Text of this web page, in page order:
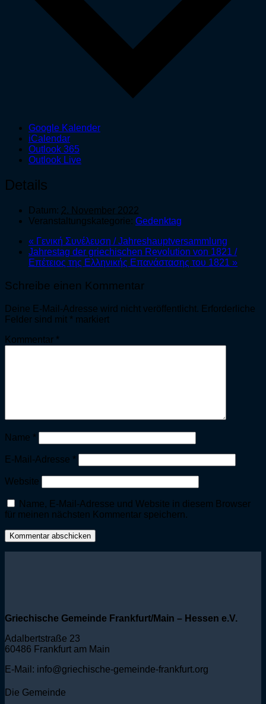
Google Kalender
iCalendar
Outlook 365
Outlook Live
Details
Datum: 2. November 2022
Veranstaltungskategorie: Gedenktag
« Γενική Συνέλευση / Jahreshauptversammlung
Jahrestag der griechischen Revolution von 1821 /
Επέτειος της Ελληνικής Επανάστασης του 1821 »
Schreibe einen Kommentar
Deine E-Mail-Adresse wird nicht veröffentlicht. Erforderliche
Felder sind mit * markiert
Kommentar *
Name *
E-Mail-Adresse *
Website
Name, E-Mail-Adresse und Website in diesem Browser
für meinen nächsten Kommentar speichern.
Griechische Gemeinde Frankfurt/Main – Hessen e.V.
Adalbertstraße 23
60486 Frankfurt am Main
E-Mail: info@griechische-gemeinde-frankfurt.org
Die Gemeinde